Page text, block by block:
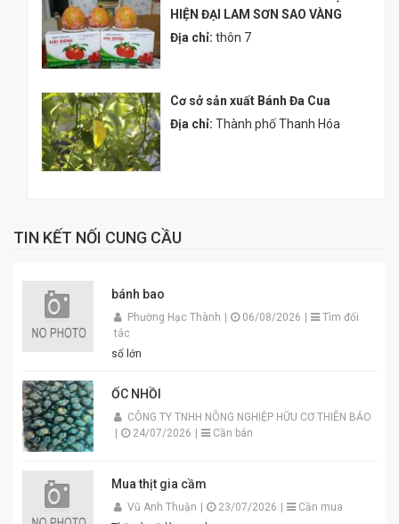
HIỆN ĐẠI LAM SƠN SAO VÀNG
Địa chỉ: thôn 7
Cơ sở sản xuất Bánh Đa Cua
Địa chỉ: Thành phố Thanh Hóa
TIN KẾT NỐI CUNG CẦU
bánh bao
Phường Hạc Thành 06/08/2026
Tìm đối
tác
số lớn
ỐC NHỒI
CÔNG TY TNHH NÔNG NGHIỆP HỮU CƠ THIÊN BẢO
24/07/2026 Cần bán
Mua thịt gia cầm
Vũ Anh Thuận 23/07/2026
Cần mua